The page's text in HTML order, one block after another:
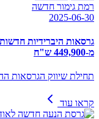
רמת גימור חדשה
2025-06-30
מ-449,900 ש"ח
תחילת שיווק הגרסאות
קראו עוד